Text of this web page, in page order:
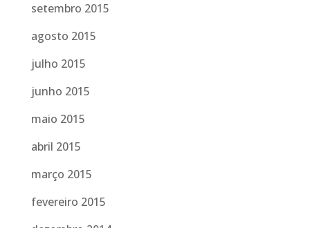
setembro 2015
agosto 2015
julho 2015
junho 2015
maio 2015
abril 2015
março 2015
fevereiro 2015